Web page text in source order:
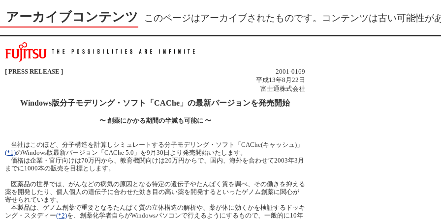
アーカイブコンテンツ このページはアーカイブされたものです。コンテンツは古い可能性が
[ PRESS RELEASE ]
2001-0169
平成13年8月22日
富士通株式会社
Windows版分子モデリング・ソフト「CAChe」の最新バージョンを発売開始
〜 創薬にかかる期間の半減も可能に 〜
当社はこのほど、分子構造を計算しシミュレートする分子モデリング・ソフト「CAChe(キャッシュ)」
(*1)のWindows版最新バージョン「CAChe 5.0」を9月30日より発売開始いたします。
価格は企業・官庁向けは70万円から、教育機関向けは20万円からで、国内、海外を合わせて2003年3月
までに1000本の販売を目標とします。
医薬品の世界では、がんなどの病気の原因となる特定の遺伝子やたんぱく質を調べ、その働きを抑える
薬を開発したり、個人個人の遺伝子に合わせた効き目の高い薬を開発するといったゲノム創薬に関心が
寄せられています。
本製品は、ゲノム創薬で重要となるたんぱく質の立体構造の解析や、薬が体に効くかを検証するドッキ
ング・スタディー(*2)を、創薬化学者自らがWindowsパソコンで行えるようにするもので、一般的に10年